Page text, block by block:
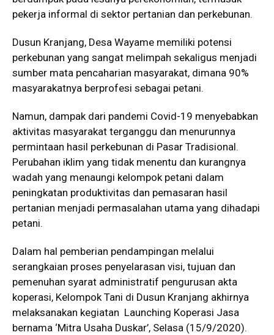
pekerja informal di sektor pertanian dan perkebunan.
Dusun Kranjang, Desa Wayame memiliki potensi
perkebunan yang sangat melimpah sekaligus menjadi
sumber mata pencaharian masyarakat, dimana 90%
masyarakatnya berprofesi sebagai petani.
Namun, dampak dari pandemi Covid-19 menyebabkan
aktivitas masyarakat terganggu dan menurunnya
permintaan hasil perkebunan di Pasar Tradisional.
Perubahan iklim yang tidak menentu dan kurangnya
wadah yang menaungi kelompok petani dalam
peningkatan produktivitas dan pemasaran hasil
pertanian menjadi permasalahan utama yang dihadapi
petani.
Dalam hal pemberian pendampingan melalui
serangkaian proses penyelarasan visi, tujuan dan
pemenuhan syarat administratif pengurusan akta
koperasi, Kelompok Tani di Dusun Kranjang akhirnya
melaksanakan kegiatan Launching Koperasi Jasa
bernama ‘Mitra Usaha Duskar’, Selasa (15/9/2020).